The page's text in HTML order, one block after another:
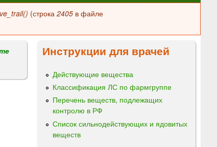
(строка 2405 в файле
Инструкции для врачей
Действующие вещества
Классификация ЛС по фармгруппе
Перечень веществ, подлежащих
контролю в РФ
Список сильнодействующих и ядовитых
веществ